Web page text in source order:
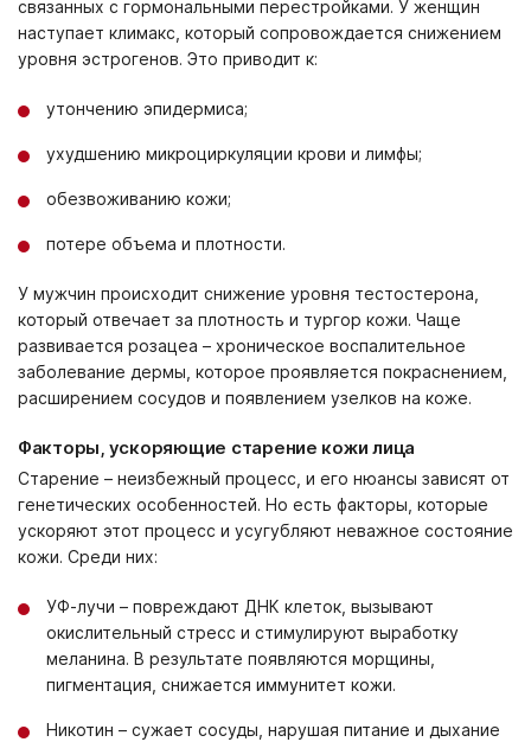
связанных с гормональными перестройками. У женщин
наступает климакс, который сопровождается снижением
уровня эстрогенов. Это приводит к:
утончению эпидермиса;
ухудшению микроциркуляции крови и лимфы;
обезвоживанию кожи;
потере объема и плотности.
У мужчин происходит снижение уровня тестостерона,
который отвечает за плотность и тургор кожи. Чаще
развивается розацеа – хроническое воспалительное
заболевание дермы, которое проявляется покраснением,
расширением сосудов и появлением узелков на коже.
Факторы, ускоряющие старение кожи лица
Старение – неизбежный процесс, и его нюансы зависят от
генетических особенностей. Но есть факторы, которые
ускоряют этот процесс и усугубляют неважное состояние
кожи. Среди них:
УФ-лучи – повреждают ДНК клеток, вызывают
окислительный стресс и стимулируют выработку
меланина. В результате появляются морщины,
пигментация, снижается иммунитет кожи.
Никотин – сужает сосуды, нарушая питание и дыхание